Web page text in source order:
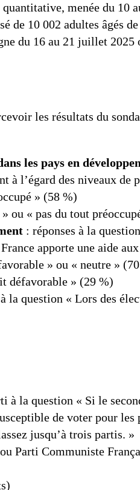
menée du 10
de 10 002 adultes âgés
du 16 au 21 juillet 2025
les résultats du
les pays en
l’égard des niveaux de
» (58 %)
ou « pas du tout
: réponses à la
apporte une aide
» ou « neutre »
défavorable » (29 %)
la question « Lors des
à la question « Si le
de voter pour
jusqu’à trois partis. »
Parti Communiste